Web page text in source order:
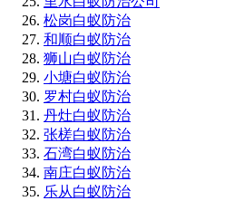
松岗白蚁防治
和顺白蚁防治
狮山白蚁防治
小塘白蚁防治
罗村白蚁防治
丹灶白蚁防治
张槎白蚁防治
石湾白蚁防治
南庄白蚁防治
乐从白蚁防治